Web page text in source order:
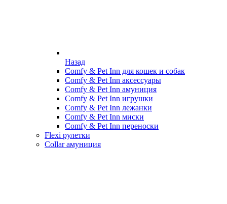
Назад
Comfy & Pet Inn для кошек и собак
Comfy & Pet Inn аксессуары
Comfy & Pet Inn амуниция
Comfy & Pet Inn игрушки
Comfy & Pet Inn лежанки
Comfy & Pet Inn миски
Comfy & Pet Inn переноски
Flexi рулетки
Collar амуниция